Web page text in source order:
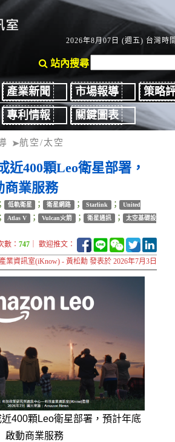
2026年8月07日 (週五) 台灣時
站內搜尋
產業新聞 市場報導
策略
專利情報
關鍵圖表
航空/太空
近400顆Leo衛星部署，
商業服務
低軌衛星 ； 衛星網路 ； Starlink ；
United
Atlas V ； Vulcan火箭 ； 衛星通訊 ；
太空基礎設
數：747 ｜ 歡迎推文：
業資訊室(iKnow) - 黃松勳 發表於 2026年7月3日
400顆Leo衛星部署，預計年底
啟動商業服務